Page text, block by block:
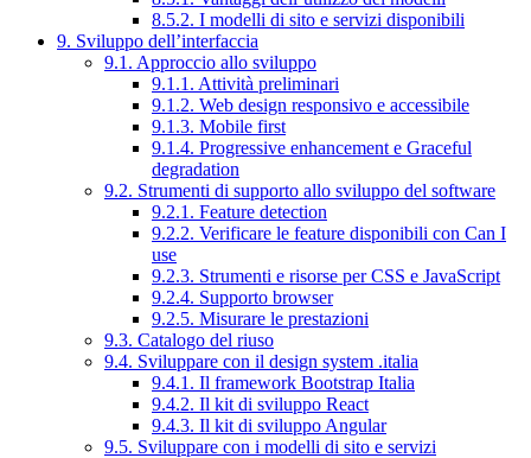
8.5.2. I modelli di sito e servizi disponibili
9. Sviluppo dell’interfaccia
9.1. Approccio allo sviluppo
9.1.1. Attività preliminari
9.1.2. Web design responsivo e accessibile
9.1.3. Mobile first
9.1.4. Progressive enhancement e Graceful
degradation
9.2. Strumenti di supporto allo sviluppo del software
9.2.1. Feature detection
9.2.2. Verificare le feature disponibili con Can I
use
9.2.3. Strumenti e risorse per CSS e JavaScript
9.2.4. Supporto browser
9.2.5. Misurare le prestazioni
9.3. Catalogo del riuso
9.4. Sviluppare con il design system .italia
9.4.1. Il framework Bootstrap Italia
9.4.2. Il kit di sviluppo React
9.4.3. Il kit di sviluppo Angular
9.5. Sviluppare con i modelli di sito e servizi